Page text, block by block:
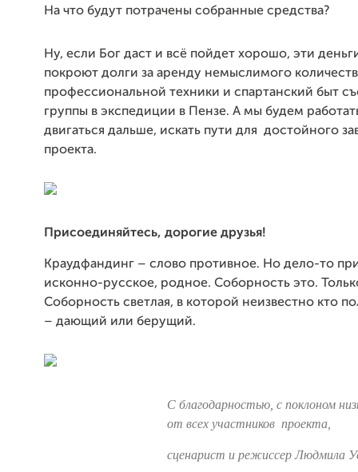
На что будут потрачены собранные средства?
Ну, если Бог даст и всё пойдет хорошо, эти
покроют долги за аренду немыслимого
профессиональной техники и спартанский быт
группы в экспедиции в Пензе. А мы будем
двигаться дальше, искать пути для достойного
проекта.
Присоединяйтесь, дорогие друзья!
Краудфандинг – слово противное. Но дело-то
исконно-русское, родное. Соборность это.
Соборность светлая, в которой неизвестно кто
– дающий или берущий.
С благодарностью, с
от всех участников проекта,
сценарист и режиссерЛюдмила